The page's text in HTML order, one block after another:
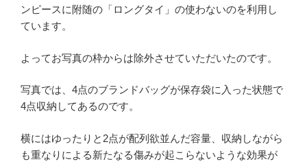
ンピースに附随の「ロングタイ」の使わないのを利用し
ています。
よってお写真の枠からは除外させていただいたのです。
写真では、4点のブランドバッグが保存袋に入った状態で
4点収納してあるのです。
横にはゆったりと2点が配列欲並んだ容量、収納しながら
も重なりによる新たなる傷みが起こらないような効果が